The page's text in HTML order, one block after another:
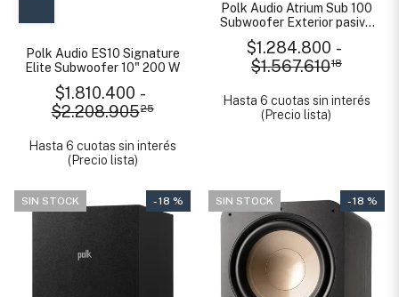
Polk Audio ES10 Signature
Elite Subwoofer 10" 200 W
$1.810.400 -
$2.208.90525
Hasta 6 cuotas sin interés
(Precio lista)
Polk Audio Atrium Sub 100
Subwoofer Exterior pasivo
$1.284.800 -
$1.567.61018
Hasta 6 cuotas sin interés
(Precio lista)
SIN STOCK - 18 % SIN STOCK - 18 %